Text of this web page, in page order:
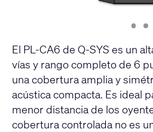
Slide
1 2
El PL-CA6 de Q-SYS es un
vías y rango completo de 6
una cobertura amplia y
acústica compacta. Es ideal
menor distancia de los
cobertura controlada no es